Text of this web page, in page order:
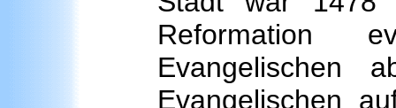
Reformation
Evangelischen
Evangelischen